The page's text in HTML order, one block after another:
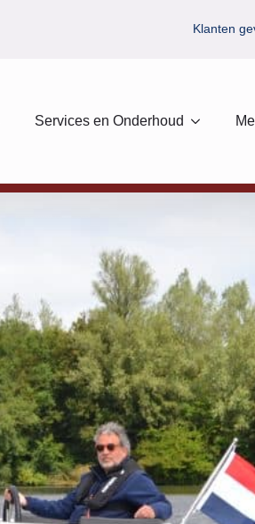
Klanten
Services en Onderhoud